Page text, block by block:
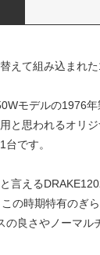
えて組み込まれた
モデルの1976
思われるオリ
です。
える
の時期特有のぎ
良さやノーマ